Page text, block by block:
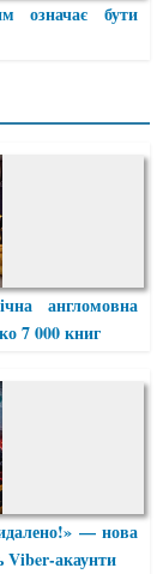
означає бути
англомовна
7 000 книг
— нова
Viber-акаунти